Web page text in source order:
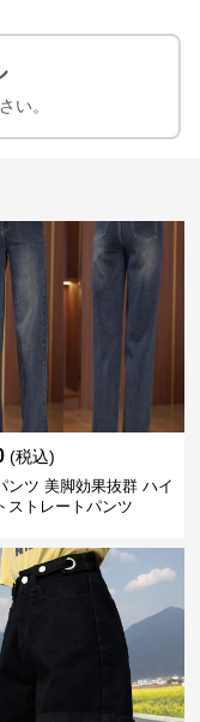
い。
(税込)
ンツ 美脚効果抜群 ハイ
ストレートパンツ